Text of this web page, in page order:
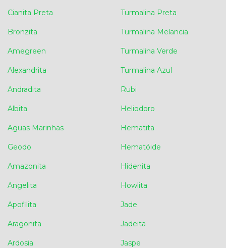
Cianita Preta
Bronzita
Amegreen
Alexandrita
Andradita
Albita
Aguas Marinhas
Geodo
Amazonita
Angelita
Apofilita
Aragonita
Ardosia
Turmalina Preta
Turmalina Melancia
Turmalina Verde
Turmalina Azul
Rubi
Heliodoro
Hematita
Hematóide
Hidenita
Howlita
Jade
Jadeita
Jaspe